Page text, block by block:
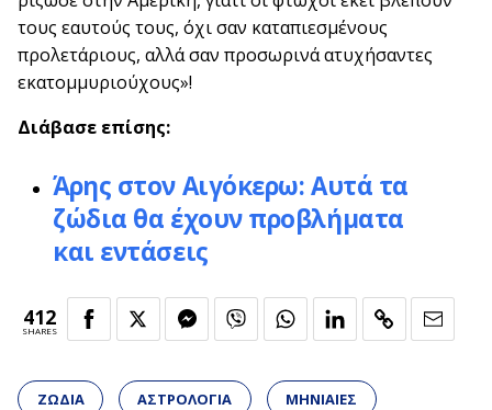
τους εαυτούς τους, όχι σαν καταπιεσμένους
προλετάριους, αλλά σαν προσωρινά ατυχήσαντες
εκατομμυριούχους»!
Διάβασε επίσης:
Άρης στον Αιγόκερω: Αυτά τα
ζώδια θα έχουν προβλήματα
και εντάσεις
412
SHARES
ΖΩΔΙΑ ΑΣΤΡΟΛΟΓΙΑ ΜΗΝΙΑΙΕΣ